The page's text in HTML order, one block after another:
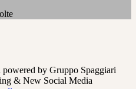
by Gruppo Spaggiari
& New Social Media